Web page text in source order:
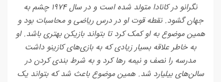
نگرانو در کانادا متولد شده است و در سال ۱۹۷۴ چشم به
جهان گشود. نقطه قوت او در درس ریاضی و محاسبات بود و
همین موضوع به او کمک کرد تا بتواند بازیکن بهتری باشد. او
به خاطر علاقه‌ بسیار زیادی که به بازی‌های کازینو داشت
مدرسه را نصف و نیمه رها کرد و به شرط بندی کردن در
سالن‌های بیلیارد شد. همین موضوع باعث شد که بتواند یک